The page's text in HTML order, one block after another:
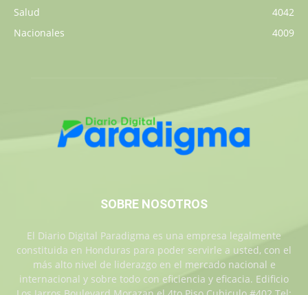
Salud
4042
Nacionales
4009
SOBRE NOSOTROS
El Diario Digital Paradigma es una empresa legalmente
constituida en Honduras para poder servirle a usted, con el
más alto nivel de liderazgo en el mercado nacional e
internacional y sobre todo con eficiencia y eficacia. Edificio